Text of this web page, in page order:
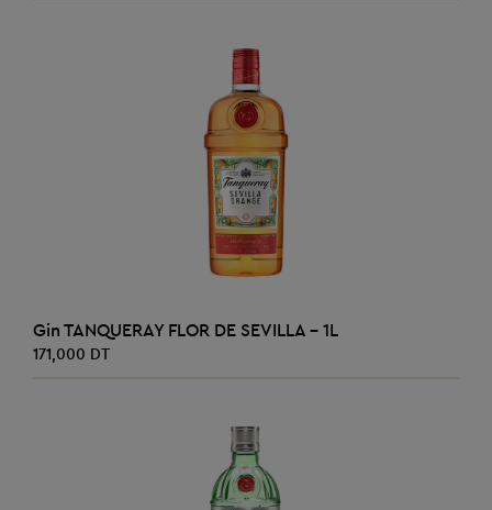
AJOUTER AU PANIER
Gin TANQUERAY FLOR DE SEVILLA - 1L
171,000 DT